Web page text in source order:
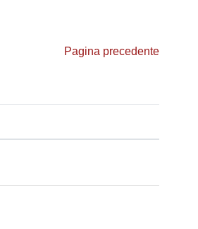
Pagina precedente